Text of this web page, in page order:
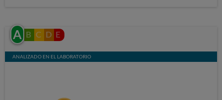
A B C D E
ANALIZADO EN EL LABORATORIO